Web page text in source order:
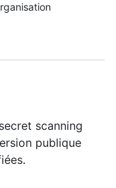
scanning
publique